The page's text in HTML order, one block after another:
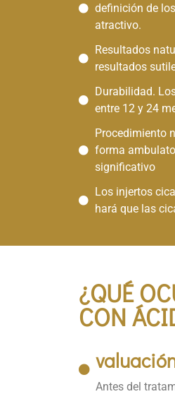
definición de
atractivo.
Resultados
resultados
Durabilidad.
entre 12 y 24
Procedimiento
forma
significativo
Los injertos
hará que las
¿QUÉ
CON
Antes del